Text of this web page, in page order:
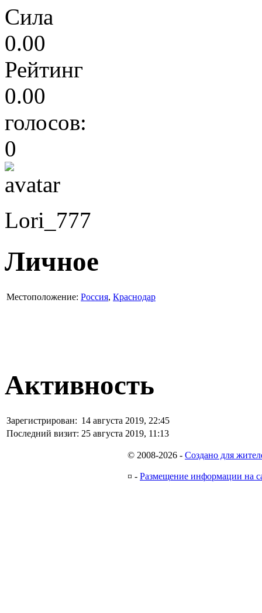
Сила
0.00
Рейтинг
0.00
голосов:
0
Lori_777
Личное
Местоположение: Россия, Краснодар
Активность
Зарегистрирован: 14 августа 2019, 22:45
Последний визит: 25 августа 2019, 11:13
© 2008-2026 - Создано для
¤ - Размещение информации на